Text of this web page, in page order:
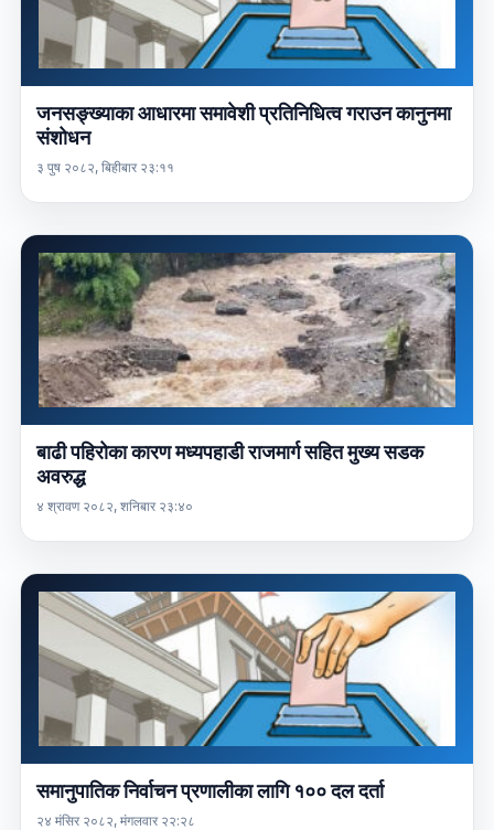
जनसङ्ख्याका आधारमा समावेशी प्रतिनिधित्व गराउन कानुनमा
संशोधन
३ पुष २०८२, बिहीबार २३:११
बाढी पहिरोका कारण मध्यपहाडी राजमार्ग सहित मुख्य सडक
अवरुद्ध
४ श्रावण २०८२, शनिबार २३:४०
समानुपातिक निर्वाचन प्रणालीका लागि १०० दल दर्ता
२४ मंसिर २०८२, मंगलवार २२:२८